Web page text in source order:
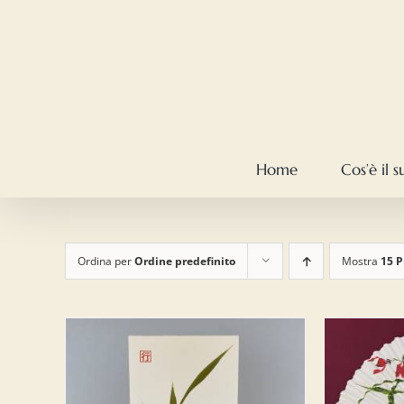
Home Cos’è il
Ordina perOrdine predefinito Mostra 15